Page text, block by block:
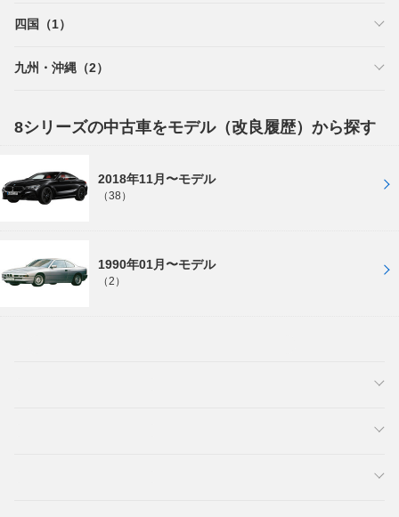
四国（1）
九州・沖縄（2）
8シリーズの中古車をモデル（改良履歴）から探す
2018年11月〜モデル
（38）
1990年01月〜モデル
（2）